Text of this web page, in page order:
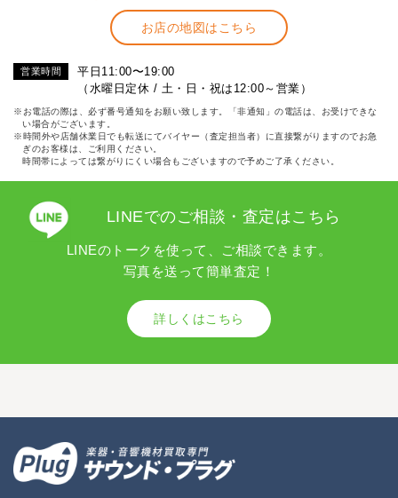
お店の地図はこちら
営業時間
平日11:00〜19:00
（水曜日定休 / 土・日・祝は12:00～営業）
※お電話の際は、必ず番号通知をお願い致します。「非通知」の電話は、お受けできな
い場合がございます。
※時間外や店舗休業日でも転送にてバイヤー（査定担当者）に直接繋がりますのでお急
ぎのお客様は、ご利用ください。
時間帯によっては繋がりにくい場合もございますので予めご了承ください。
LINEでのご相談・査定はこちら
LINEのトークを使って、ご相談できます。
写真を送って簡単査定！
詳しくはこちら